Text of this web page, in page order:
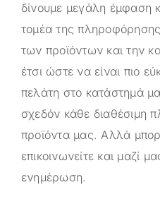
δίνουμε μεγάλη έμφαση
τομέα της πληροφόρησης
των προϊόντων και την
έτσι ώστε να είναι πιο
πελάτη στο κατάστημά
σχεδόν κάθε διαθέσιμη
προϊόντα μας. Αλλά
επικοινωνείτε και μαζί
ενημέρωση.